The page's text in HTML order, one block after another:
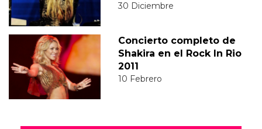
30 Diciembre
Concierto completo de
Shakira en el Rock In Rio
2011
10 Febrero